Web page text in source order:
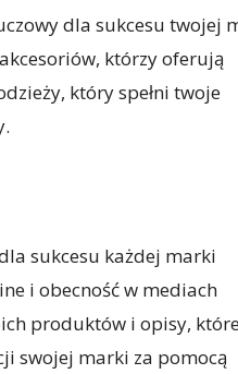
dla sukcesu twojej
którzy oferują
który spełni twoje
sukcesu każdej marki
i obecność w mediach
produktów i opisy,
swojej marki za pomocą